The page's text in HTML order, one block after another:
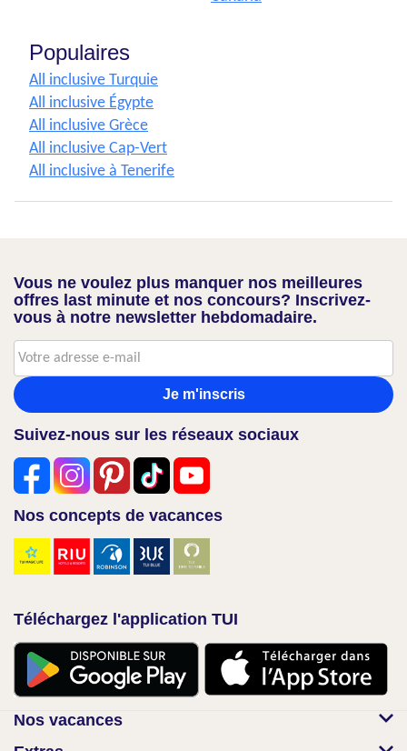
Populaires
All inclusive Turquie
All inclusive Égypte
All inclusive Grèce
All inclusive Cap-Vert
All inclusive à Tenerife
Vous ne voulez plus manquer nos meilleures
offres last minute et nos concours? Inscrivez-
vous à notre newsletter hebdomadaire.
Je m'inscris
Suivez-nous sur les réseaux sociaux
Nos concepts de vacances
Téléchargez l'application TUI
Nos vacances